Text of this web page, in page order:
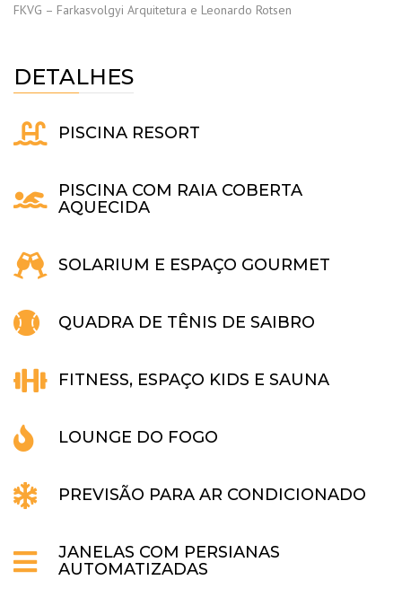
FKVG – Farkasvolgyi Arquitetura e Leonardo Rotsen
DETALHES
PISCINA RESORT
PISCINA COM RAIA COBERTA
AQUECIDA
SOLARIUM E ESPAÇO GOURMET
QUADRA DE TÊNIS DE SAIBRO
FITNESS, ESPAÇO KIDS E SAUNA
LOUNGE DO FOGO
PREVISÃO PARA AR CONDICIONADO
JANELAS COM PERSIANAS
AUTOMATIZADAS